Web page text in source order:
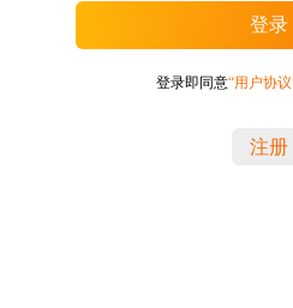
登录
登录即同意“用户协议
注册